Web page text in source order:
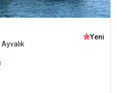
Ayvalık
Yeni